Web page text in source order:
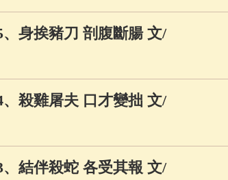
、身挨豬刀 剖腹斷腸 文/
、殺雞屠夫 口才變拙 文/
、結伴殺蛇 各受其報 文/